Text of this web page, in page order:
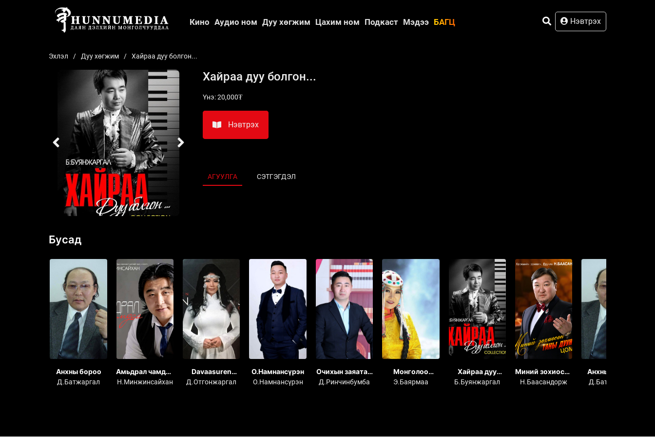
Кино Аудио ном Дуу хөгжим Цахим ном Подкаст Мэдээ БАГЦ Нэвтрэх
Эхлэл Дуу хөгжим Хайраа дуу болгон...
Хайраа дуу болгон...
Үнэ:20,000₮
Нэвтрэх
АГУУЛГА СЭТГЭГДЭЛ
Бусад
Анхны бороо
Д.Батжаргал
Амьдрал чамдаа
цомог
Н.Минжинсайхан
Davaasuren
OTGONJARGAL
Д.Отгонжаргал
О.Намнансүрэн
О.Намнансүрэн
Очихын заяатай
диваажин
Д.Ринчинбумба
Монголоо
зорьлоо
Э.Баярмаа
Хайраа дуу
болгон...
Б.Буянжаргал
Миний зохиосон
таны дуунууд
Н.Баасандорж
Анхны бороо
Д.Батжаргал